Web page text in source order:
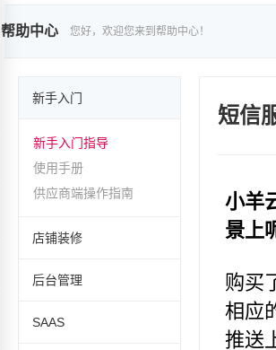
帮助中心 您好，欢迎您来到帮助中心！
新手入门
新手入门指导
使用手册
供应商端操作指南
店铺装修
后台管理
SAAS
短信